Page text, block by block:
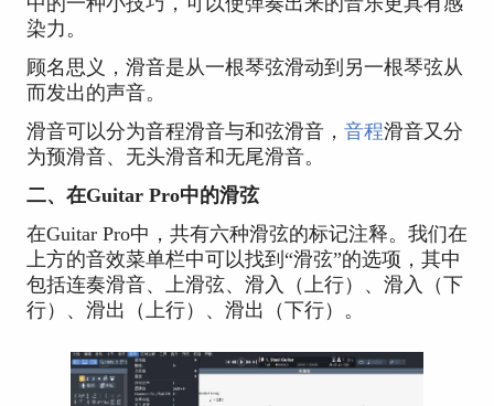
染力。
顾名思义，滑音是从一根琴弦滑动到另一根琴弦从
而发出的声音。
滑音可以分为音程滑音与和弦滑音， 音程滑音又分
为预滑音、无头滑音和无尾滑音。
二、在Guitar Pro中的滑弦
在Guitar Pro中，共有六种滑弦的标记注释。我们在
上方的音效菜单栏中可以找到“滑弦”的选项，其中
包括连奏滑音、上滑弦、滑入（上行）、滑入（下
行）、滑出（上行）、滑出（下行）。